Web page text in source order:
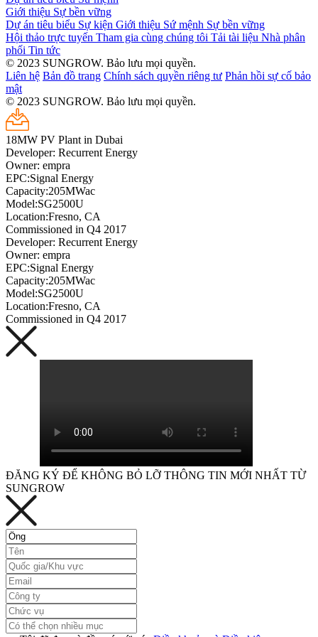
Giới thiệu Sự bền vững
Dự án tiêu biểu Sự kiện Giới thiệu Sứ mệnh Sự bền vững
Hội thảo trực tuyến Tham gia cùng chúng tôi Tải tài liệu Nhà phân
phối Tin tức
© 2023 SUNGROW. Bảo lưu mọi quyền.
Liên hệ Bản đồ trang Chính sách quyền riêng tư Phản hồi sự cố bảo
mật
© 2023 SUNGROW. Bảo lưu mọi quyền.
18MW PV Plant in Dubai
Developer: Recurrent Energy
Owner: empra
EPC:Signal Energy
Capacity:205MWac
Model:SG2500U
Location:Fresno, CA
Commissioned in Q4 2017
Developer: Recurrent Energy
Owner: empra
EPC:Signal Energy
Capacity:205MWac
Model:SG2500U
Location:Fresno, CA
Commissioned in Q4 2017
ĐĂNG KÝ ĐỂ KHÔNG BỎ LỠ THÔNG TIN MỚI NHẤT TỪ
SUNGROW